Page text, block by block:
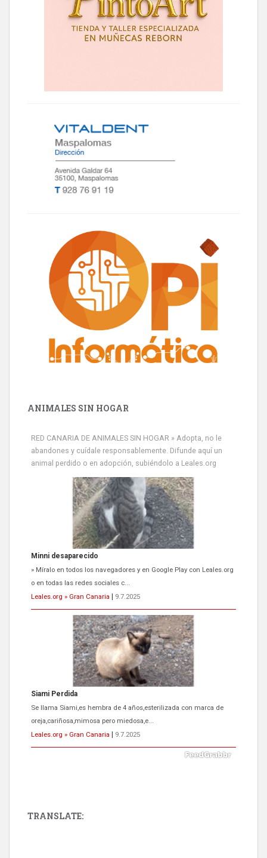
ANIMALES SIN HOGAR
RED CANARIA DE ANIMALES SIN HOGAR » Adopta, no le
abandones y cuídale responsablemente. Difunde aquí un
animal perdido o en adopción, subiéndolo a Leales.org
Minni desaparecido
» Míralo en todos los navegadores y en Google Play con Leales.org
o en todas las redes sociales c...
Leales.org » Gran Canaria
9.7.2025
Siami Perdida
Se llama Siami,es hembra de 4 años,esterilizada con marca de
oreja,cariñosa,mimosa pero miedosa,e...
Leales.org » Gran Canaria
9.7.2025
TRANSLATE: